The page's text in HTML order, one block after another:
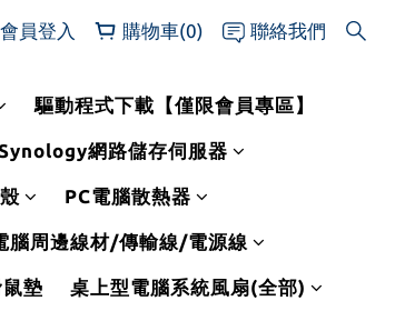
會員登入 購物車(0) 聯絡我們
驅動程式下載【僅限會員專區】
網路儲存伺服器
PC電腦散熱器
腦周邊線材/傳輸線/電源線
墊 桌上型電腦系統風扇(全部)